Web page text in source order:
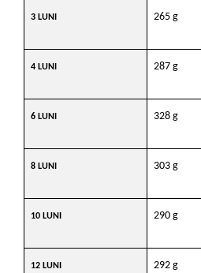
3 LUNI 265 g
4 LUNI 287 g
6 LUNI 328 g
8 LUNI 303 g
10 LUNI 290 g
12 LUNI 292 g